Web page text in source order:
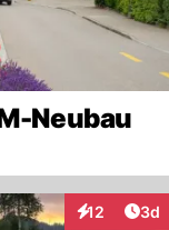
Neubau
12
Interaktionen
3d